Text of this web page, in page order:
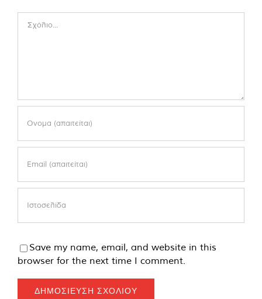
Save my name, email, and website in this
browser for the next time I comment.